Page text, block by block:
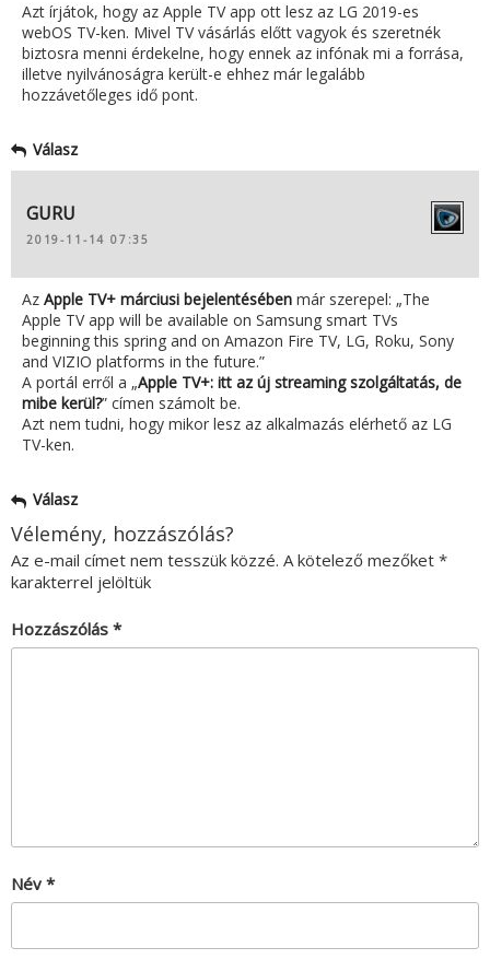
Azt írjátok, hogy az Apple TV app ott lesz az LG 2019-es
webOS TV-ken. Mivel TV vásárlás előtt vagyok és szeretnék
biztosra menni érdekelne, hogy ennek az infónak mi a forrása,
illetve nyilvánoságra került-e ehhez már legalább
hozzávetőleges idő pont.
Válasz
GURU
2019-11-14 07:35
Az Apple TV+ márciusi bejelentésében már szerepel: „The
Apple TV app will be available on Samsung smart TVs
beginning this spring and on Amazon Fire TV, LG, Roku, Sony
and VIZIO platforms in the future.”
A portál erről a „Apple TV+: itt az új streaming szolgáltatás, de
mibe kerül?” címen számolt be.
Azt nem tudni, hogy mikor lesz az alkalmazás elérhető az LG
TV-ken.
Válasz
Vélemény, hozzászólás?
Az e-mail címet nem tesszük közzé. A kötelező mezőket *
karakterrel jelöltük
Hozzászólás *
Név *